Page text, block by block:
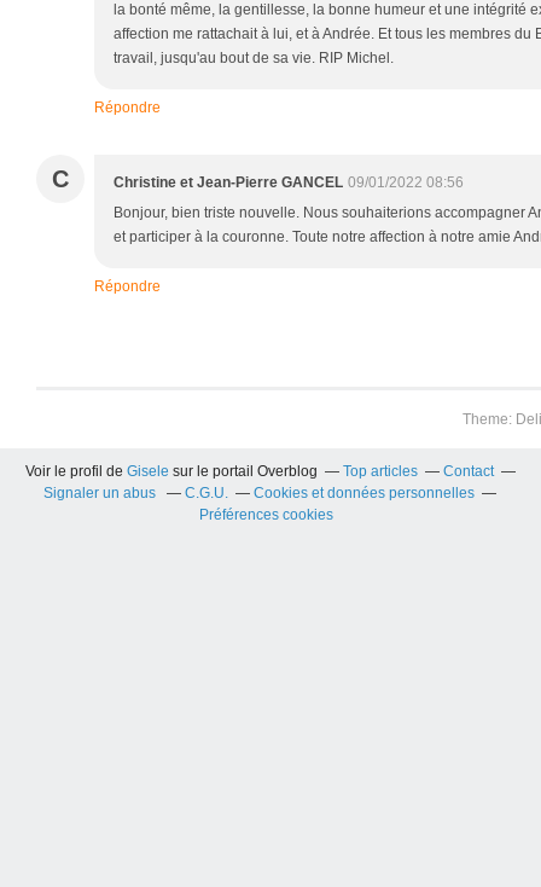
la bonté même, la gentillesse, la bonne humeur et une intégrité
affection me rattachait à lui, et à Andrée. Et tous les membres du
travail, jusqu'au bout de sa vie. RIP Michel.
Répondre
C Christine et Jean-Pierre GANCEL 09/01/2022 08:56
Bonjour, bien triste nouvelle. Nous souhaiterions accompagner
et participer à la couronne. Toute notre affection à notre amie
Répondre
Theme:
Voir le profil de Gisele sur le portail Overblog Top articles
Contact
Signaler un abus
C.G.U.
Cookies et données personnelles
Préférences cookies